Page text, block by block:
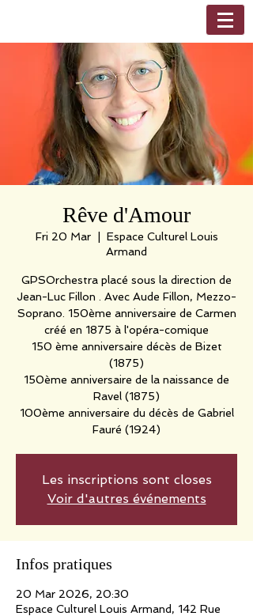
Rêve d'Amour
Fri 20 Mar
  |
Espace Culturel Louis
Armand
GPSOrchestra placé sous la direction de
Jean-Luc Fillon . Avec Aude Fillon, Mezzo-
Soprano. 150ème anniversaire de Carmen
créé en 1875 à l'opéra-comique
150 ème anniversaire décès de Bizet
(1875)
150ème anniversaire de la naissance de
Ravel (1875)
100ème anniversaire du décès de Gabriel
Les inscriptions sont closes
Voir d'autres événements
Infos pratiques
20 Mar 2026, 20:30
Espace Culturel Louis Armand, 142 Rue